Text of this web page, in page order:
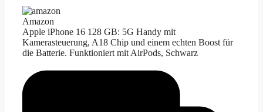
Amazon
Apple iPhone 16 128 GB: 5G Handy mit
Kamerasteuerung, A18 Chip und einem echten Boost für
die Batterie. Funktioniert mit AirPods, Schwarz